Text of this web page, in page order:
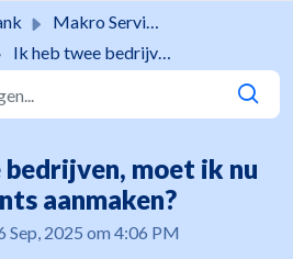
Makro Services
Ik heb twee bedrijven, moet ik nu twee accounts aanmaken?
moet ik nu
aanmaken?
Sep, 2025 om 4:06 PM